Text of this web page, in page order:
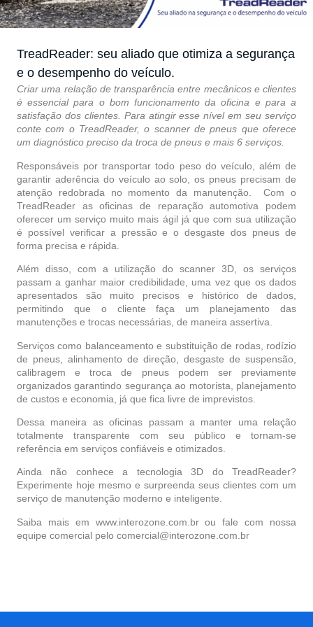
TreadReader: seu aliado que otimiza a segurança
e o desempenho do veículo.
Criar uma relação de transparência entre mecânicos e clientes
é essencial para o bom funcionamento da oficina e para a
satisfação dos clientes. Para atingir esse nível em seu serviço
conte com o TreadReader, o scanner de pneus que oferece
um diagnóstico preciso da troca de pneus e mais 6 serviços.
Responsáveis por transportar todo peso do veículo, além de
garantir aderência do veículo ao solo, os pneus precisam de
atenção redobrada no momento da manutenção. Com o
TreadReader as oficinas de reparação automotiva podem
oferecer um serviço muito mais ágil já que com sua utilização
é possível verificar a pressão e o desgaste dos pneus de
forma precisa e rápida.
Além disso, com a utilização do scanner 3D, os serviços
passam a ganhar maior credibilidade, uma vez que os dados
apresentados são muito precisos e histórico de dados,
permitindo que o cliente faça um planejamento das
manutenções e trocas necessárias, de maneira assertiva.
Serviços como balanceamento e substituição de rodas, rodízio
de pneus, alinhamento de direção, desgaste de suspensão,
calibragem e troca de pneus podem ser previamente
organizados garantindo segurança ao motorista, planejamento
de custos e economia, já que fica livre de imprevistos.
Dessa maneira as oficinas passam a manter uma relação
totalmente transparente com seu público e tornam-se
referência em serviços confiáveis e otimizados.
Ainda não conhece a tecnologia 3D do TreadReader?
Experimente hoje mesmo e surpreenda seus clientes com um
serviço de manutenção moderno e inteligente.
Saiba mais em www.interozone.com.br ou fale com nossa
equipe comercial pelo comercial@interozone.com.br